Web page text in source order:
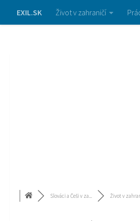
EXIL.SK Život v zahraničí
Slováci a Češi v za... Život v